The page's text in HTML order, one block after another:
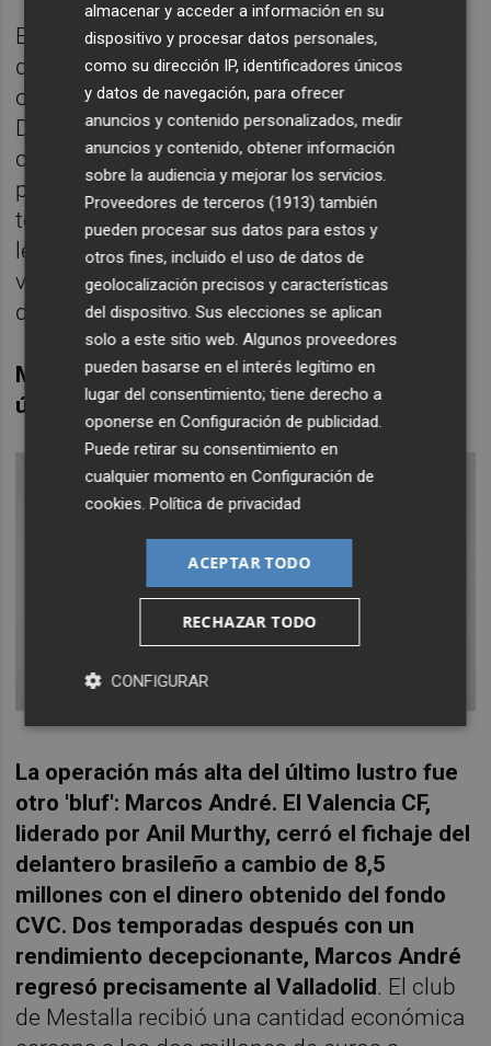
En el caso de Copete, entró con la 'etiqueta'
de titular en las dos primeras jornadas, pero
ofreció dudas y perdió el puesto en favor de
Diakhaby. Ahora, el central afronta un
contexto deportivo complicado, pero idóneo
para recuperar la confianza del cuerpo
técnico y de la afición valencianista. La
lesión de Mouctar Diakhaby en los isquios le
va a devolver al primer plano al menos
durante un mes de competición.
Marcos André, el fichaje más 'caro' de los
últimos cinco años
La operación más alta del último lustro fue
otro 'bluf': Marcos André. El Valencia CF,
liderado por Anil Murthy, cerró el fichaje del
delantero brasileño a cambio de 8,5
millones con el dinero obtenido del fondo
CVC. Dos temporadas después con un
rendimiento decepcionante, Marcos André
regresó precisamente al Valladolid. El club
de Mestalla recibió una cantidad económica
almacenar y acceder a información en su
dispositivo y procesar datos personales,
como su dirección IP, identificadores únicos
y datos de navegación, para ofrecer
anuncios y contenido personalizados, medir
anuncios y contenido, obtener información
sobre la audiencia y mejorar los servicios.
Proveedores de terceros (1913) también
pueden procesar sus datos para estos y
otros fines, incluido el uso de datos de
geolocalización precisos y características
del dispositivo. Sus elecciones se aplican
solo a este sitio web. Algunos proveedores
pueden basarse en el interés legítimo en
lugar del consentimiento; tiene derecho a
oponerse enConfiguración de publicidad.
Puede retirar su consentimiento en
cualquier momento enConfiguración de
cookies.Política de privacidad
ACEPTAR TODO
RECHAZAR TODO
CONFIGURAR